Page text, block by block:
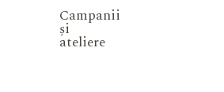
Campanii
și
ateliere